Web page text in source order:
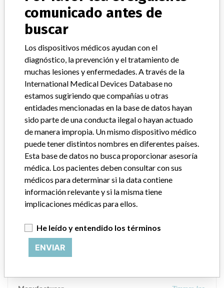
Solution
Modelo / Serial
Clasificación del producto Orthopedic Devices
Clase de dispositivo
¿Implante?
Distribución
Worldwide Distribution-USA (nationwide) and the country of
Japan.
Descripción del producto
00597104110 Provisional CR ART SURF PROV 56/STR GRN 10,
Rx, Sterile; || 00597104112 Provisional CR ART SURF PROV
56/STR GRN 12, Rx, Sterile; || 00597104114 Provisional CR ART
Provisional CR ART SURF PROV 56/STR GRN 17, Rx, Sterile; ||
00597104120 Provisional CR ART SURF PROV 56/STR GRN 20,
Rx, Sterile; || 00597104123 Provisional CR ART SURF PROV
comunicado antes de
buscar
Los dispositivos médicos ayudan con el
diagnóstico, la prevención y el tratamiento de
muchas lesiones y enfermedades. A través de la
International Medical Devices Database no
estamos sugiriendo que compañías u otras
entidades mencionadas en la base de datos hayan
sido parte de una conducta ilegal o hayan actuado
de manera impropia. Un mismo dispositivo médico
puede tener distintos nombres en diferentes países.
Esta base de datos no busca proporcionar asesoría
médica. Los pacientes deben consultar con sus
médicos para determinar si la data contiene
información relevante y si la misma tiene
implicaciones médicas para ellos.
He leído y entendido los términos
ENVIAR